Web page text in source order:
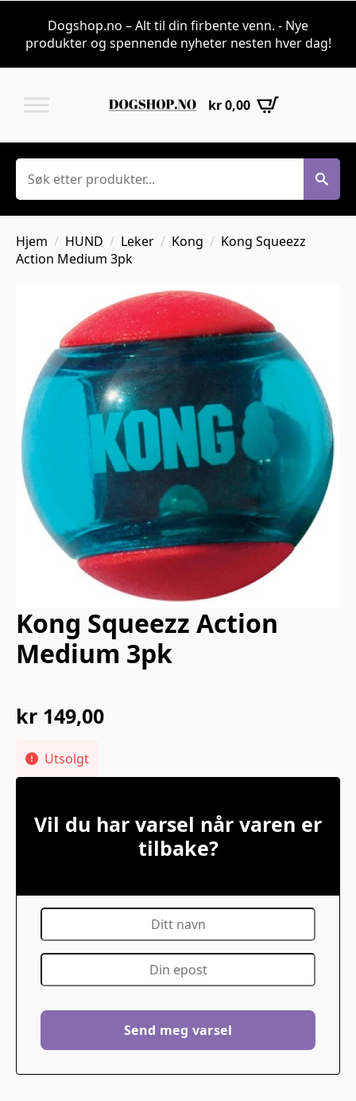
Dogshop.no – Alt til din firbente venn. - Nye
produkter og spennende nyheter nesten hver dag!
kr0,00
Søk
Hjem HUND Leker Kong
Kong Squeezz
Action Medium 3pk
Kong Squeezz Action
Medium 3pk
kr 149,00
Utsolgt
Vil du har varsel når varen er
tilbake?